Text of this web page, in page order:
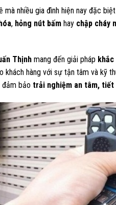
mà nhiều gia đình hiện nay đặc
, hỏng nút bấm hay chập cháy
Thịnh mang đến giải pháp
khách hàng với sự tận tâm và kỹ
đảm bảo trải nghiệm an tâm,